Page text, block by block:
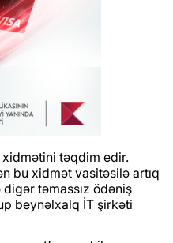
təqdim edir.
bu xidmət vasitəsilə artıq
təmassız ödəniş
beynəlxalq İT şirkəti